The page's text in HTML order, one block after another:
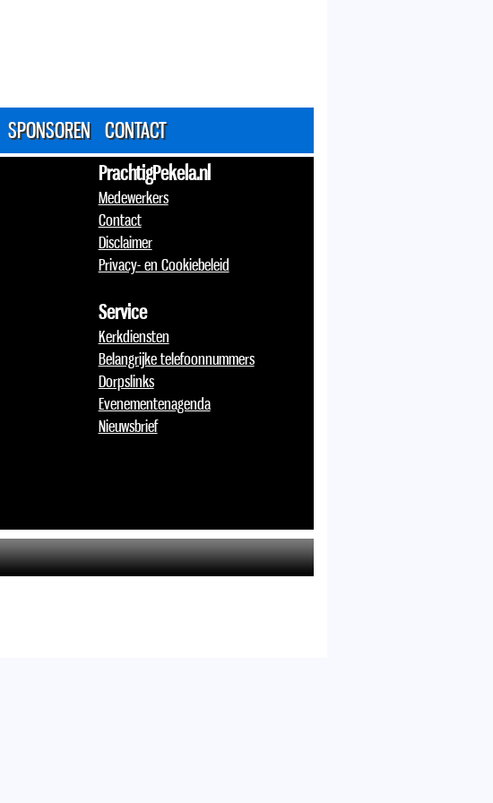
SPONSOREN CONTACT
PrachtigPekela.nl
Medewerkers
Contact
Disclaimer
Privacy- en Cookiebeleid
Service
Kerkdiensten
Belangrijke telefoonnummers
Dorpslinks
Evenementenagenda
Nieuwsbrief